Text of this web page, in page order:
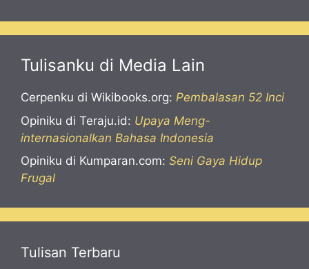
Tulisanku di Media Lain
Cerpenku di Wikibooks.org: Pembalasan 52 Inci
Opiniku di Teraju.id: Upaya Meng-
internasionalkan Bahasa Indonesia
Opiniku di Kumparan.com: Seni Gaya Hidup
Frugal
Tulisan Terbaru